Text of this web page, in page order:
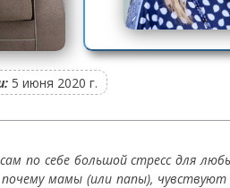
5 июня 2020 г.
по себе большой стресс для
мамы (или папы), чувствуют